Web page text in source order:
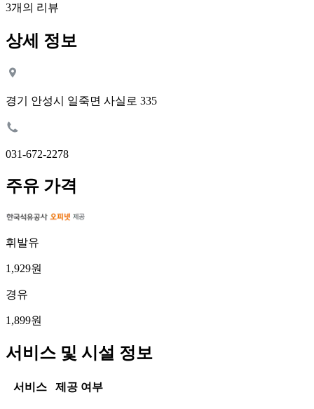
3개의 리뷰
상세 정보
경기 안성시 일죽면 사실로 335
031-672-2278
주유 가격
휘발유
1,929원
경유
1,899원
서비스 및 시설 정보
서비스 제공 여부